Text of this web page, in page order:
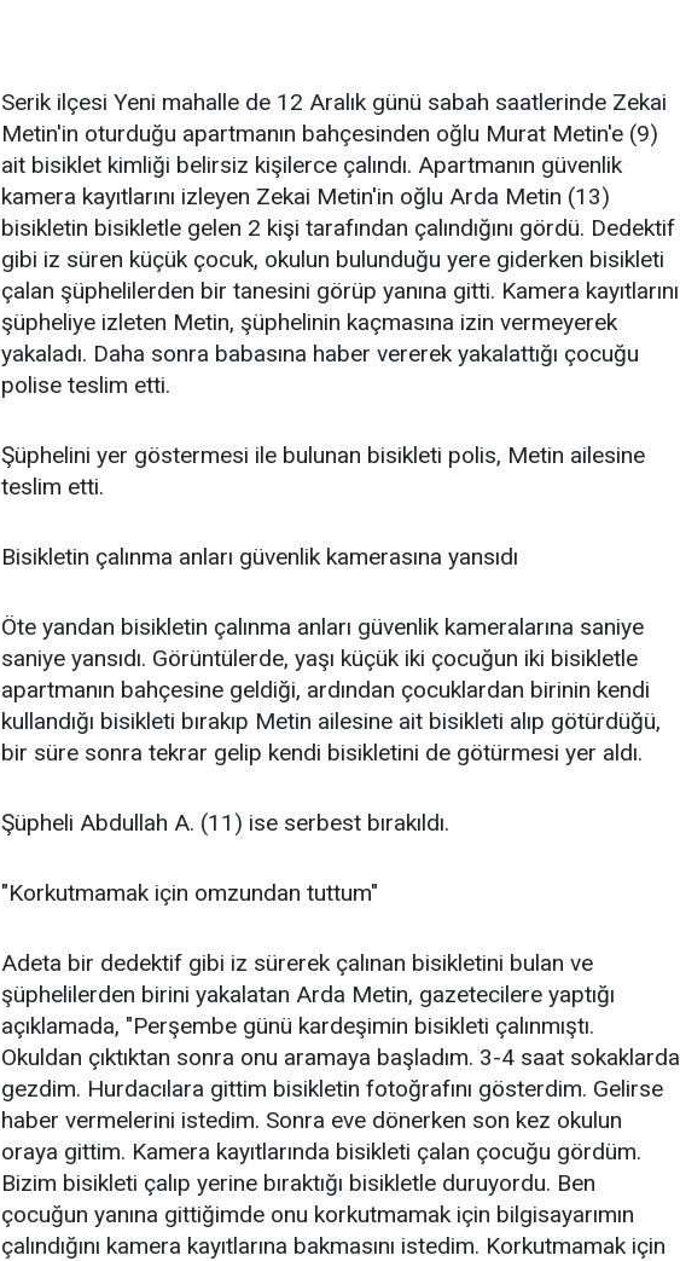
Serik ilçesi Yeni mahalle de 12 Aralık günü sabah saatlerinde Zekai
Metin'in oturduğu apartmanın bahçesinden oğlu Murat Metin'e (9)
ait bisiklet kimliği belirsiz kişilerce çalındı. Apartmanın güvenlik
kamera kayıtlarını izleyen Zekai Metin'in oğlu Arda Metin (13)
bisikletin bisikletle gelen 2 kişi tarafından çalındığını gördü. Dedektif
gibi iz süren küçük çocuk, okulun bulunduğu yere giderken bisikleti
çalan şüphelilerden bir tanesini görüp yanına gitti. Kamera kayıtlarını
şüpheliye izleten Metin, şüphelinin kaçmasına izin vermeyerek
yakaladı. Daha sonra babasına haber vererek yakalattığı çocuğu
polise teslim etti.
Şüphelini yer göstermesi ile bulunan bisikleti polis, Metin ailesine
teslim etti.
Bisikletin çalınma anları güvenlik kamerasına yansıdı
Öte yandan bisikletin çalınma anları güvenlik kameralarına saniye
saniye yansıdı. Görüntülerde, yaşı küçük iki çocuğun iki bisikletle
apartmanın bahçesine geldiği, ardından çocuklardan birinin kendi
kullandığı bisikleti bırakıp Metin ailesine ait bisikleti alıp götürdüğü,
bir süre sonra tekrar gelip kendi bisikletini de götürmesi yer aldı.
Şüpheli Abdullah A. (11) ise serbest bırakıldı.
"Korkutmamak için omzundan tuttum"
Adeta bir dedektif gibi iz sürerek çalınan bisikletini bulan ve
şüphelilerden birini yakalatan Arda Metin, gazetecilere yaptığı
açıklamada, "Perşembe günü kardeşimin bisikleti çalınmıştı.
Okuldan çıktıktan sonra onu aramaya başladım. 3-4 saat sokaklarda
gezdim. Hurdacılara gittim bisikletin fotoğrafını gösterdim. Gelirse
haber vermelerini istedim. Sonra eve dönerken son kez okulun
oraya gittim. Kamera kayıtlarında bisikleti çalan çocuğu gördüm.
Bizim bisikleti çalıp yerine bıraktığı bisikletle duruyordu. Ben
çocuğun yanına gittiğimde onu korkutmamak için bilgisayarımın
çalındığını kamera kayıtlarına bakmasını istedim. Korkutmamak için